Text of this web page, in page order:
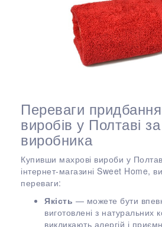
Переваги
виробів у Полтаві
виробника
Купивши махрові вироби у
інтернет-магазині Sweet Home,
переваги:
Якість — можете бути
виготовлені з натуральних
викликають алергій і